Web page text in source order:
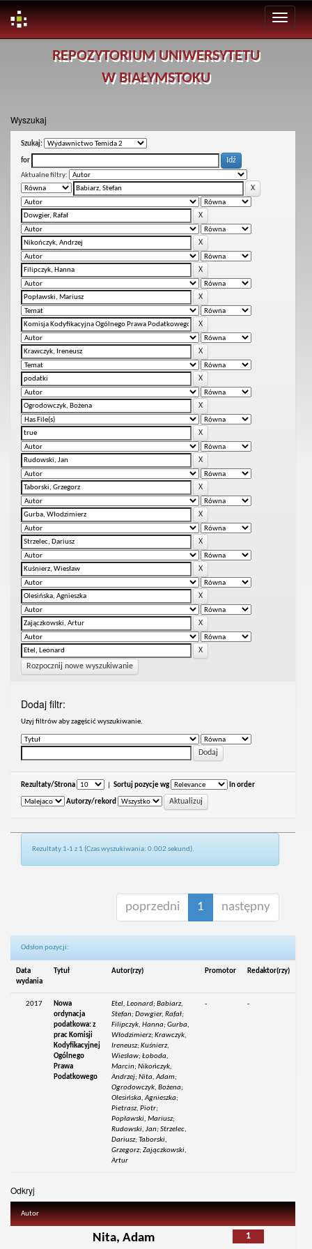
REPOZYTORIUM UNIWERSYTETU
W BIAŁYMSTOKU
Wyszukaj
Szukaj:
for
Aktualne filtry:
Rozpocznij nowe wyszukiwanie
Dodaj filtr:
Uzyj filtrów aby zagęścić wyszukiwanie.
Rezultaty/Strona Sortuj pozycje wg In order
Autorzy/rekord
Rezultaty 1-1 z 1 (Czas wyszukiwania: 0.002 sekund).
poprzedni 1 następny
Odsłon pozycji:
Data
wydania
Tytuł Autor(rzy) Promotor Redaktor(rzy)
2017
Nowa
ordynacja
podatkowa: z
prac Komisji
Kodyfikacyjnej
Ogólnego
Prawa
Podatkowego
Etel, Leonard; Babiarz,
Stefan; Dowgier, Rafał;
Filipczyk, Hanna; Gurba,
Włodzimierz; Krawczyk,
Ireneusz; Kuśnierz,
Wiesław; Łoboda,
Marcin; Nikończyk,
Andrzej; Nita, Adam;
Ogrodowczyk, Bożena;
Olesińska, Agnieszka;
Pietrasz, Piotr;
Popławski, Mariusz;
Rudowski, Jan; Strzelec,
Dariusz; Taborski,
Grzegorz; Zajączkowski,
Artur
- -
Odkryj
Autor
1
Nita, Adam